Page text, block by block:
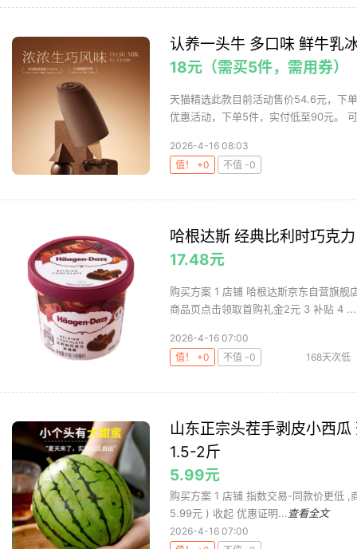
认养一头牛 多口味 鲜牛乳
18元（需买5件，需用券）
天猫精选此款目前活动售价54.6元，下
优惠活动，下单5件，实付低至90元。
2026-4-16 08:03
值！ +0
不值 -0
哈根达斯 经典比利时巧克
17.48元
购买方案 1 店铺 哈根达斯京东自营旗
商品页点击领取首购礼金2元 3 补贴 4 ...
2026-4-16 07:00
值！ +0
不值 -0
168天次低
山东正宗头茬手剥皮小西
1.5-2斤
5.99元
购买方案 1 店铺 指数交易-同款价更低
5.99元 ) 收起 优惠证明... 查看全文
2026-4-16 07:00